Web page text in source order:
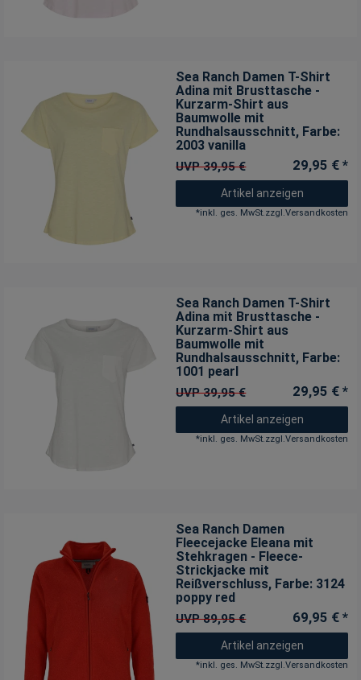
Sea Ranch Damen T-Shirt
Adina mit Brusttasche -
Kurzarm-Shirt aus
Baumwolle mit
Rundhalsausschnitt, Farbe:
2003 vanilla
UVP 39,95 € 29,95 € *
Artikel anzeigen
*inkl. ges. MwSt.zzgl.Versandkosten
Sea Ranch Damen T-Shirt
Adina mit Brusttasche -
Kurzarm-Shirt aus
Baumwolle mit
Rundhalsausschnitt, Farbe:
1001 pearl
UVP 39,95 € 29,95 € *
Artikel anzeigen
*inkl. ges. MwSt.zzgl.Versandkosten
Sea Ranch Damen
Fleecejacke Eleana mit
Stehkragen - Fleece-
Strickjacke mit
Reißverschluss, Farbe: 3124
poppy red
UVP 89,95 € 69,95 € *
Artikel anzeigen
*inkl. ges. MwSt.zzgl.Versandkosten